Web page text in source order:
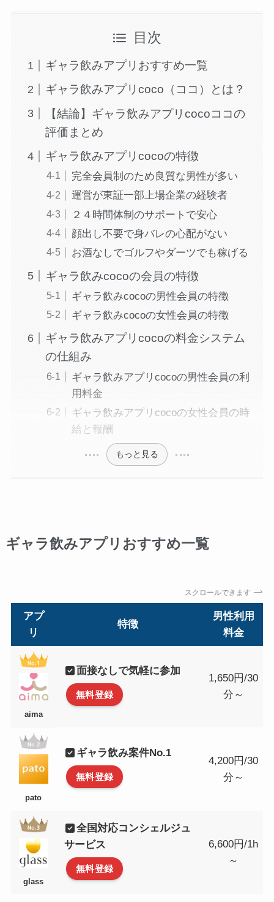
目次
ギャラ飲みアプリおすすめ一覧
ギャラ飲みアプリcoco（ココ）とは？
【結論】ギャラ飲みアプリcocoココの
評価まとめ
ギャラ飲みアプリcocoの特徴
完全会員制のため良質な男性が多い
運営が東証一部上場企業の経験者
２４時間体制のサポートで安心
顔出し不要で身バレの心配がない
お酒なしでゴルフやダーツでも稼げる
ギャラ飲みcocoの会員の特徴
ギャラ飲みcocoの男性会員の特徴
ギャラ飲みcocoの女性会員の特徴
ギャラ飲みアプリcocoの料金システム
の仕組み
ギャラ飲みアプリcocoの男性会員の利
用料金
ギャラ飲みアプリcocoの女性会員の時
給と報酬
もっと見る
ギャラ飲みアプリおすすめ一覧
スクロールできます
アプ
リ
特徴
男性利用
料金
aima
面接なしで気軽に参加
無料登録
1,650円/30
分～
pato
ギャラ飲み案件No.1
無料登録
4,200円/30
分～
glass
全国対応コンシェルジュ
サービス
無料登録
6,600円/1h
～